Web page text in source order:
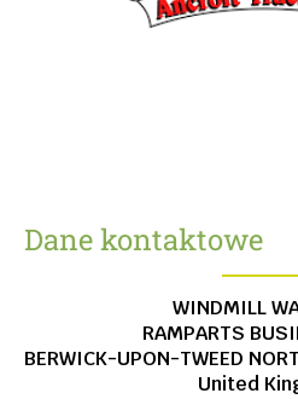
Dane kontaktowe
WINDMILL
RAMPARTS
BERWICK-UPON-TWEED
United